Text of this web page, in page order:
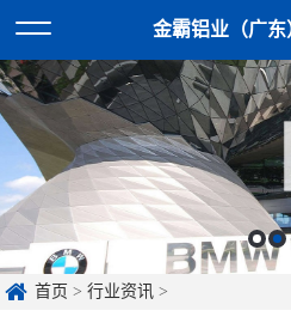
金霸铝业（广东
首页 >行业资讯 >